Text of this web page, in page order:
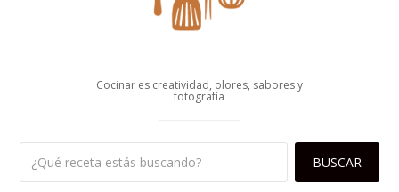
Cocinar es creatividad, olores, sabores y
fotografía